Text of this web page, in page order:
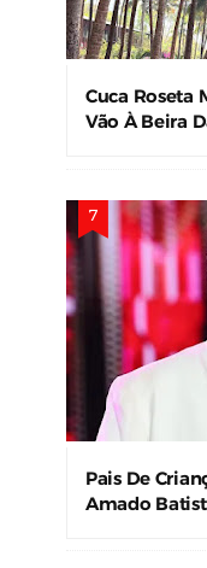
Cuca Roseta
Vão À Beira
Pais De
Amado